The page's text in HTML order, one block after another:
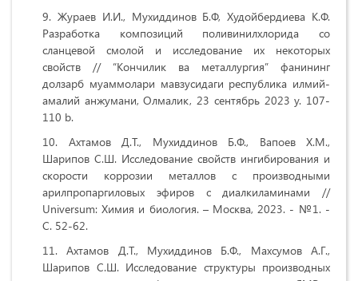
Жураев И.И., Мухиддинов Б.Ф, Худойбердиева К.Ф.
Разработка композиций поливинилхлорида со
сланцевой смолой и исследование их некоторых
свойств // “Кончилик ва металлургия” фанининг
долзарб муаммолари мавзусидаги республика илмий-
амалий анжумани, Олмалик, 23 сентябрь 2023 y. 107-
110 b.
Ахтамов Д.Т., Мухиддинов Б.Ф., Вапоев Х.М.,
Шарипов С.Ш. Исследование свойств ингибирования и
скорости коррозии металлов с производными
арилпропаргиловых эфиров с диалкиламинами //
Universum: Химия и биология. – Москва, 2023. - №1. -
С. 52-62.
Ахтамов Д.Т., Мухиддинов Б.Ф., Махсумов А.Г.,
Шарипов С.Ш. Исследование структуры производных